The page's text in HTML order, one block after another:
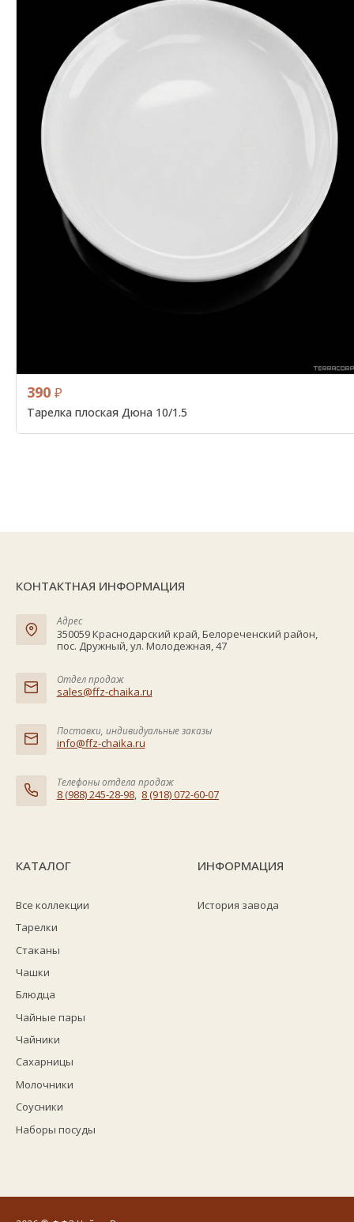
390 ₽
Тарелка плоская Дюна 10/1.5
КОНТАКТНАЯ ИНФОРМАЦИЯ
Адрес
350059 Краснодарский край, Белореченский район,
пос. Дружный, ул. Молодежная, 47
Отдел продаж
sales@ffz-chaika.ru
Поставки, индивидуальные заказы
info@ffz-chaika.ru
Телефоны отдела продаж
8 (988) 245-28-98, 8 (918) 072-60-07
КАТАЛОГ
Все коллекции
Тарелки
Стаканы
Чашки
Блюдца
Чайные пары
Чайники
Сахарницы
Молочники
Соусники
Наборы посуды
ИНФОРМАЦИЯ
История завода